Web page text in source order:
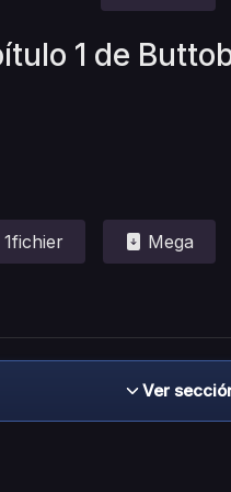
1 de
1fichier Mega
Ver